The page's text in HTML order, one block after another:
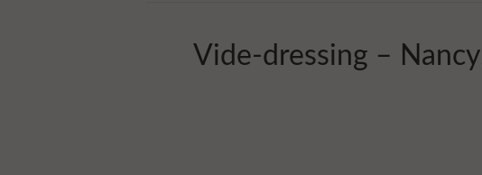
Vide-dressing –